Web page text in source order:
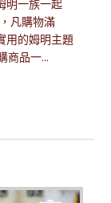
明一族一起
凡購物滿
用的姆明主題
商品一...